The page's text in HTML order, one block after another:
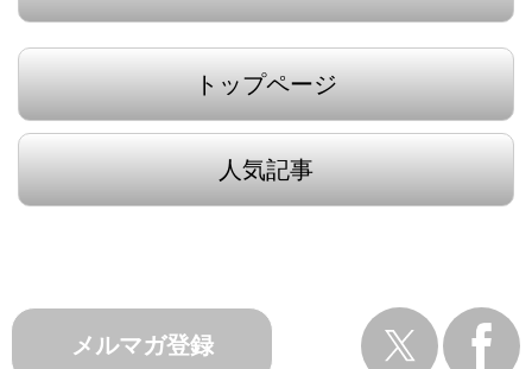
トップページ
人気記事
メルマガ登録